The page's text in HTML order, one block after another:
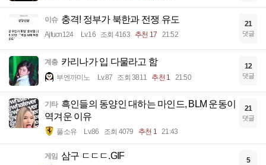
이슈 충격! 정부가 북한과 전쟁 유도
Ajfucn124 Lv.16 조회 4163 추천 17 21:52
21
댓글
계층 카리나가 입 다물라고 함
부엔까미노 Lv.87 조회 3811 추천 1 21:50
12
댓글
기타 흑인들의 동양인 대하는 마인드, BLM 운동이
역겨운 이유
풀소유 Lv.86 조회 4079 추천 1 21:43
21
댓글
게임 삼구 ㄷㄷㄷ.GIF 5